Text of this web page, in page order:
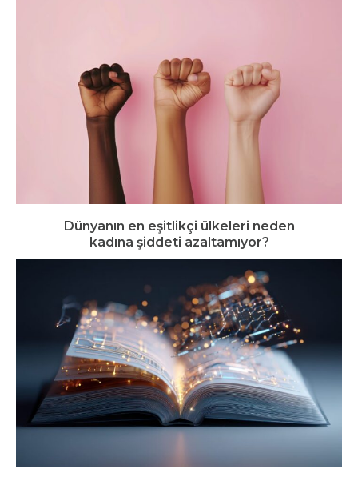
Dünyanın en eşitlikçi ülkeleri neden
kadına şiddeti azaltamıyor?